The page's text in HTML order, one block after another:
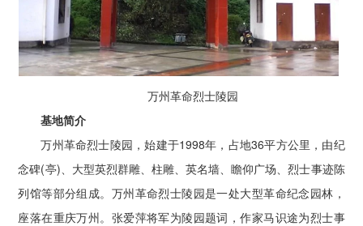
万州革命烈士陵园
基地简介
万州革命烈士陵园，始建于1998年，占地36平方公里，由纪
念碑(亭)、大型英烈群雕、柱雕、英名墙、瞻仰广场、烈士事迹陈
列馆等部分组成。万州革命烈士陵园是一处大型革命纪念园林，
座落在重庆万州。张爱萍将军为陵园题词，作家马识途为烈士事